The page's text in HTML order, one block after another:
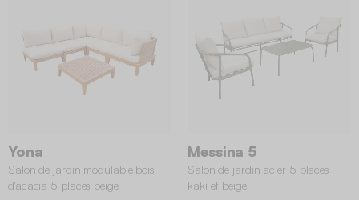
Yona
Salon de jardin modulable bois
d'acacia 5 places beige
Messina 5
Salon de jardin acier 5 places
kaki et beige